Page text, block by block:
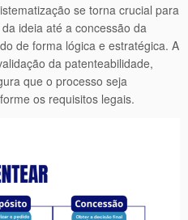
se torna crucial para
ideia até a concessão da
de forma lógica e estratégica. A
da patenteabilidade,
que o processo seja
os requisitos legais.